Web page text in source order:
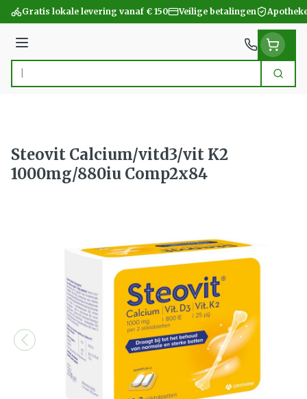
Ga naar de inhoud
Gratis lokale levering vanaf € 150 Veilige betalingen
Menu
Product, merk, categorie... Zoek
Steovit Calcium/vitd3/vit K2
1000mg/880iu Comp2x84